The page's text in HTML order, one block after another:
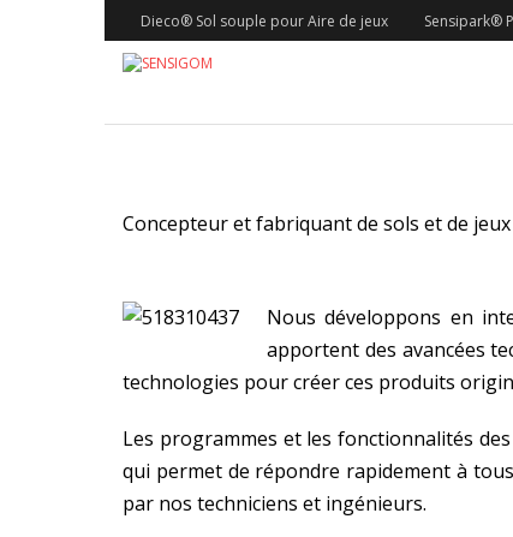
Dieco® Sol souple pour Aire de jeux Sensipark®
Concepteur et fabriquant de sols et de
Nous développons en
apportent des avancées
technologies pour créer ces produits
Les programmes et les fonctionnalités
qui permet de répondre rapidement à
par nos techniciens et ingénieurs.